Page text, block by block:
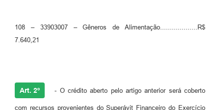
108 – 33903007 – Gêneros de Alimentação...................R$
7.640,21
Art. 2º - O crédito aberto pelo artigo anterior será coberto
com recursos provenientes do Superávit Financeiro do Exercício